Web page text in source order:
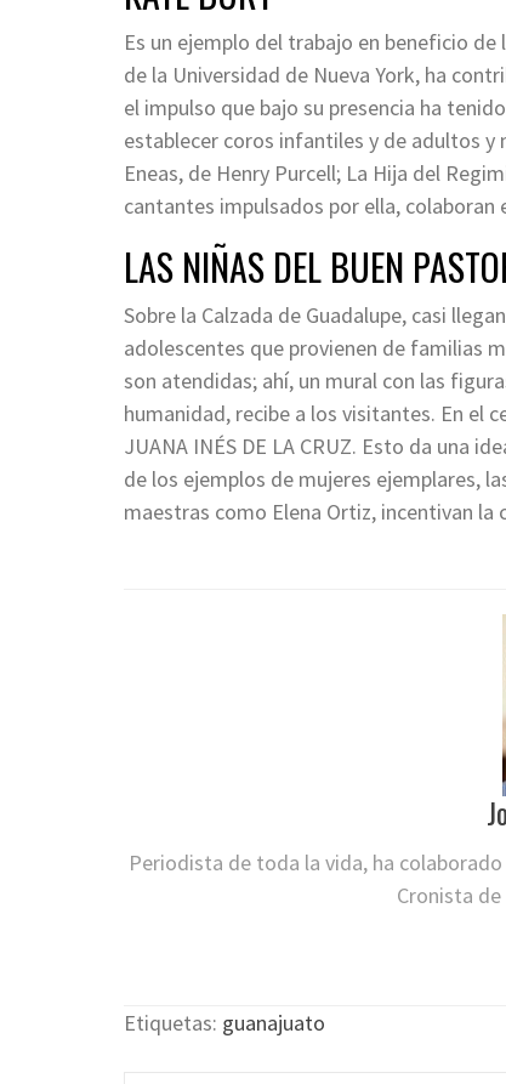
Es un ejemplo del trabajo en beneficio
de la Universidad de Nueva York, ha
el impulso que bajo su presencia ha
establecer coros infantiles y de adultos
Eneas, de Henry Purcell; La Hija del
cantantes impulsados por ella, colaboran
LAS NIÑAS DEL BUEN
Sobre la Calzada de Guadalupe, casi
adolescentes que provienen de familias
son atendidas; ahí, un mural con las
humanidad, recibe a los visitantes. En el
JUANA INÉS DE LA CRUZ. Esto da una
de los ejemplos de mujeres ejemplares,
maestras como Elena Ortiz, incentivan
Periodista de toda la vida, ha
Cronista
Etiquetas: guanajuato